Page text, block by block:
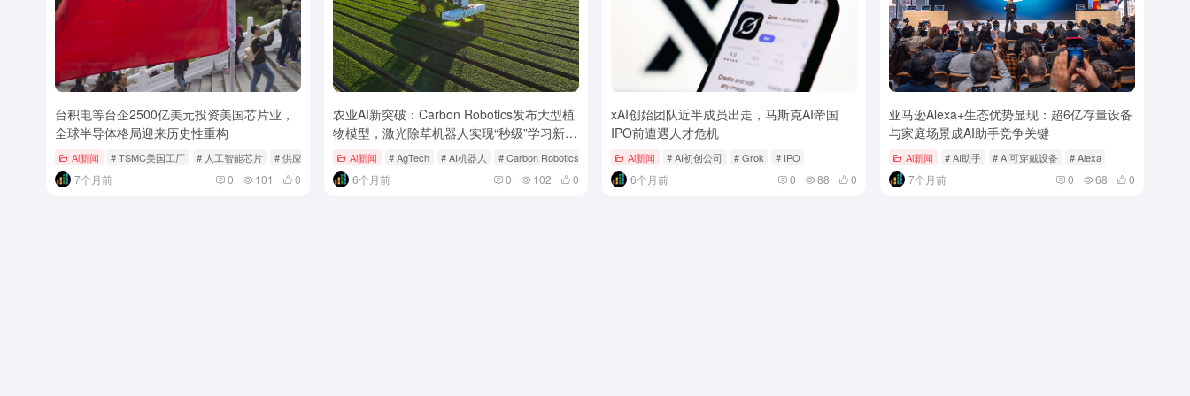
台积电等台企2500亿美元投资美国芯片业，
全球半导体格局迎来历史性重构
Ai新闻 # TSMC美国工厂 # 人工智能芯片 # 供应链
7个月前 0 101 0
农业AI新突破：Carbon Robotics发布大型植
物模型，激光除草机器人实现“秒级”学习新杂
草 Ai新闻 # AgTech # AI机器人 # Carbon Robotics
6个月前 0 102 0
xAI创始团队近半成员出走，马斯克AI帝国
IPO前遭遇人才危机
Ai新闻 # AI初创公司 # Grok # IPO
6个月前 0 88 0
亚马逊Alexa+生态优势显现：超6亿存量设备
与家庭场景成AI助手竞争关键
Ai新闻 # AI助手 # AI可穿戴设备 # Alexa
7个月前 0 68 0